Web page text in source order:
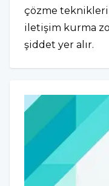
çözme
iletişim kurma
şiddet yer alır.